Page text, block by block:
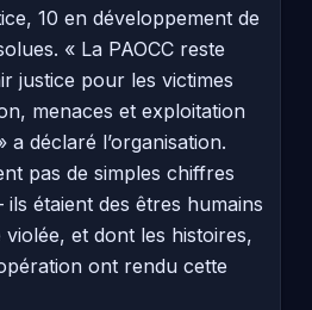
10 en développement de
« La PAOCC reste
justice pour les victimes
menaces et exploitation
a déclaré l’organisation.
pas de simples chiffres
ils étaient des êtres humains
et dont les histoires,
ont rendu cette